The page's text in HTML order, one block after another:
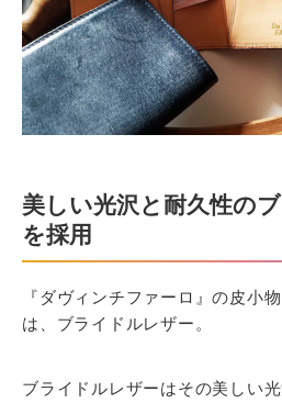
美しい光沢と耐久性の
を採用
『ダヴィンチファーロ』の皮小
は、ブライドルレザー。
ブライドルレザーはその美しい